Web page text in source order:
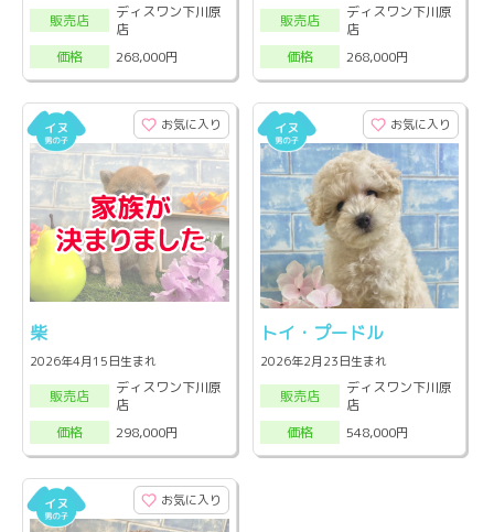
販売店
ディスワン下川原
店
価格
268,000円
販売店
ディスワン下川原
店
価格
268,000円
お気に入り
柴
2026年4月15日生まれ
販売店
ディスワン下川原
店
価格
298,000円
お気に入り
トイ・プードル
2026年2月23日生まれ
販売店
ディスワン下川原
店
価格
548,000円
お気に入り